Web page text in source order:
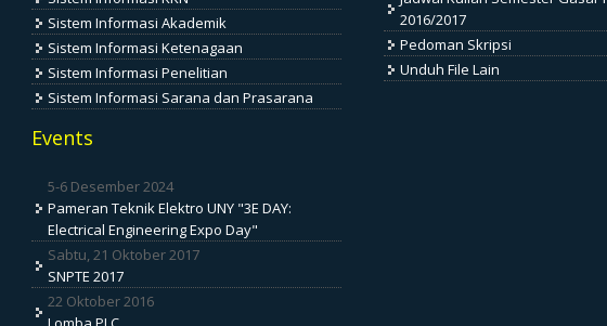
Sistem Informasi Akademik
Sistem Informasi Ketenagaan
Sistem Informasi Penelitian
Sistem Informasi Sarana dan Prasarana
Events
5-6 Desember 2024
Pameran Teknik Elektro UNY "3E DAY:
Electrical Engineering Expo Day"
Sabtu, 21 Oktober 2017
SNPTE 2017
22 Oktober 2016
2016/2017
Pedoman Skripsi
Unduh File Lain